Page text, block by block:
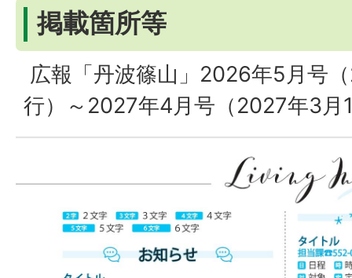
掲載箇所等
広報「丹波篠山」2026年5月号
行）～2027年4月号（2027年3月